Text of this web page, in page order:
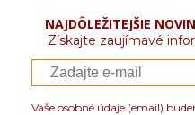
NAJDÔLEŽITEJŠIE
Získajte zaujímavé
Vaše osobné údaje (email)